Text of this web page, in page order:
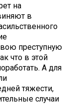
на
в
преступную
что в этой
А для
тяжести,
случаи